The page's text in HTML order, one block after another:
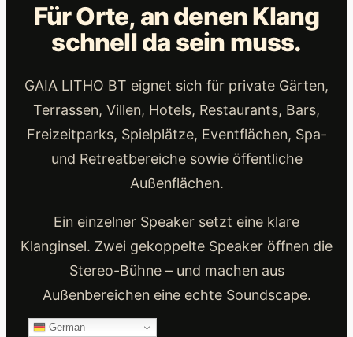
Für Orte, an denen Klang
schnell da sein muss.
GAIA LITHO BT eignet sich für private Gärten,
Terrassen, Villen, Hotels, Restaurants, Bars,
Freizeitparks, Spielplätze, Eventflächen, Spa-
und Retreatbereiche sowie öffentliche
Außenflächen.
Ein einzelner Speaker setzt eine klare
Klanginsel. Zwei gekoppelte Speaker öffnen die
Stereo-Bühne – und machen aus
Außenbereichen eine echte Soundscape.
German